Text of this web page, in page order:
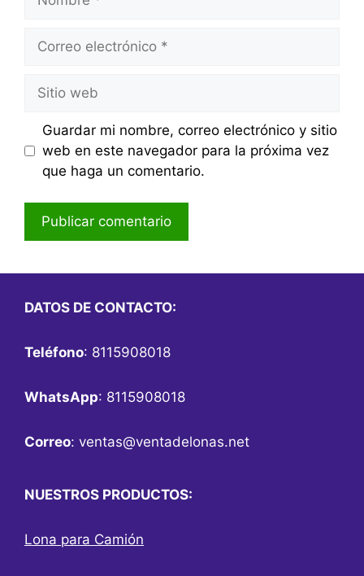
Correo
Sitio
web
Guardar mi nombre, correo electrónico y sitio
web en este navegador para la próxima vez
que haga un comentario.
DATOS DE CONTACTO:
Teléfono: 8115908018
WhatsApp: 8115908018
Correo: ventas@ventadelonas.net
NUESTROS PRODUCTOS:
Lona para Camión